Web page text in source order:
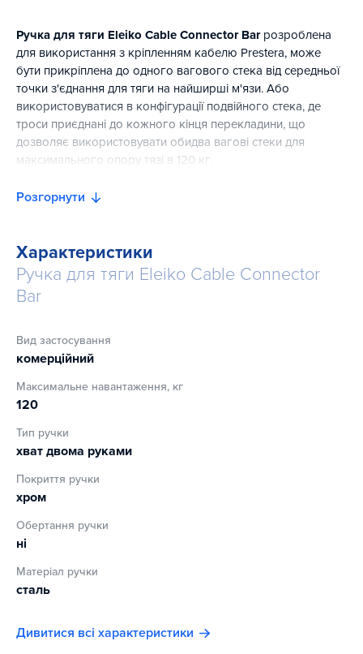
Ручка для тяги Eleiko Cable Connector Barрозроблена
для використання з кріпленням кабелю Prestera, може
бути прикріплена до одного вагового стека від середньої
точки з'єднання для тяги на найширші м'язи. Або
використовуватися в конфігурації подвійного стека, де
троси приєднані до кожного кінця перекладини, що
дозволяє використовувати обидва вагові стеки для
максимального опору тязі в 120 кг.
Ручка Cable Connector Handle виготовлена зі сталевої
для надійного хвату. Точки кріплення в центрі та на кінці
роблять ручку універсальною для тренувань як одинарної,
так і подвійної конфігурації.
Розгорнути
Характеристики
Ручка для тяги Eleiko Cable Connector
Bar
Вид застосування
комерційний
Максимальне навантаження, кг
120
Тип ручки
хват двома руками
Покриття ручки
хром
Обертання ручки
ні
Матеріал ручки
сталь
Дивитися всі характеристики